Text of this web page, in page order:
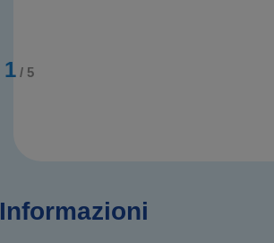
1 / 5
Informazioni